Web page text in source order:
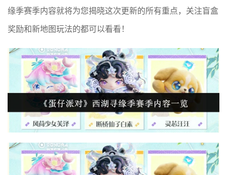
缘季赛季内容就将为您揭晓这次更新的所有重点，关注盲盒
奖励和新地图玩法的都可以看看！